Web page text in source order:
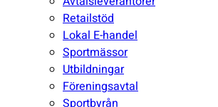
Retailstöd
Lokal E-handel
Sportmässor
Utbildningar
Föreningsavtal
Sportbyrån